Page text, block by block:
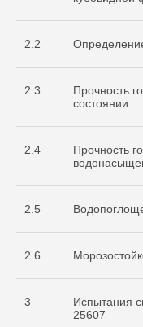
2.2
2.3
Прочность
состоянии
2.4
Прочность
2.5
2.6
3
Испытания
25607